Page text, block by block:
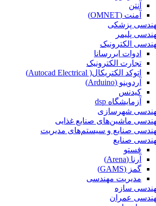
آنتن
آمنت (OMNET)
پزشکی
پلیمر
الکترونیک
ادوات ابررسانا
تجارت الکترونیک
اتوکد الکتریکال( Autocad Electrical)
آردوینو (Arduino)
کیدنس
آزمایشگاه dsp
شهرسازی
ماشین‌های صنایع غذایی
صنایع و سیستم‌های مدیریت
صنایع
فستو
آرنا (Arena)
گمز (GAMS)
مدیریت مهندسی
سازه
عمران‌